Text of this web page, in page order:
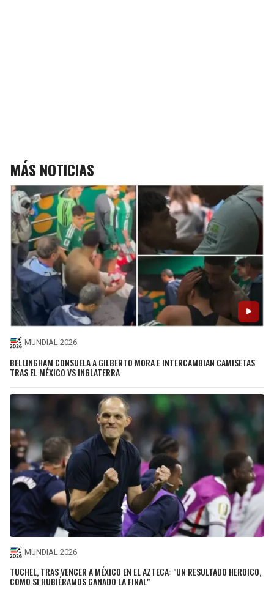
MÁS NOTICIAS
MUNDIAL 2026
BELLINGHAM CONSUELA A GILBERTO MORA E INTERCAMBIAN CAMISETAS
TRAS EL MÉXICO VS INGLATERRA
MUNDIAL 2026
TUCHEL, TRAS VENCER A MÉXICO EN EL AZTECA: "UN RESULTADO HEROICO,
COMO SI HUBIÉRAMOS GANADO LA FINAL"